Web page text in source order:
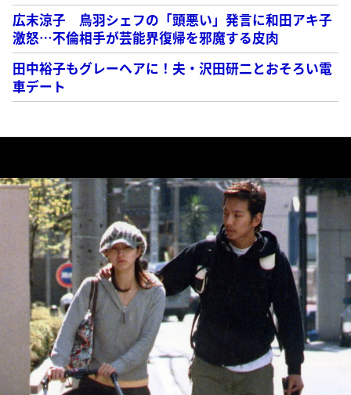
広末涼子 鳥羽シェフの「頭悪い」発言に和田アキ子
激怒…不倫相手が芸能界復帰を邪魔する皮肉
田中裕子もグレーヘアに！夫・沢田研二とおそろい電
車デート